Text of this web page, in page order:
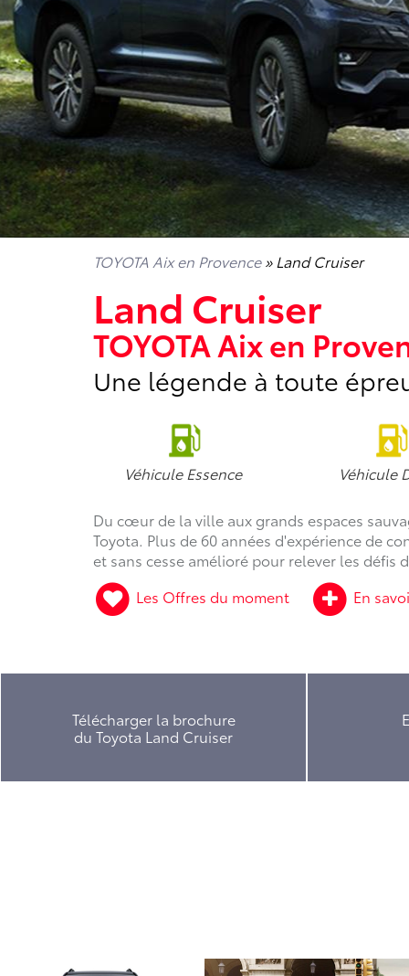
TOYOTA Aix en Provence» Land Cruiser
Land Cruiser
TOYOTA Aix en
Une légende à toute
Véhicule Essence Véhicule
Du cœur de la ville aux grands espaces
Toyota. Plus de 60 années d'expérience de
et sans cesse amélioré pour relever les défis
Les Offres du moment
En
Télécharger la brochure
du Toyota Land Cruiser